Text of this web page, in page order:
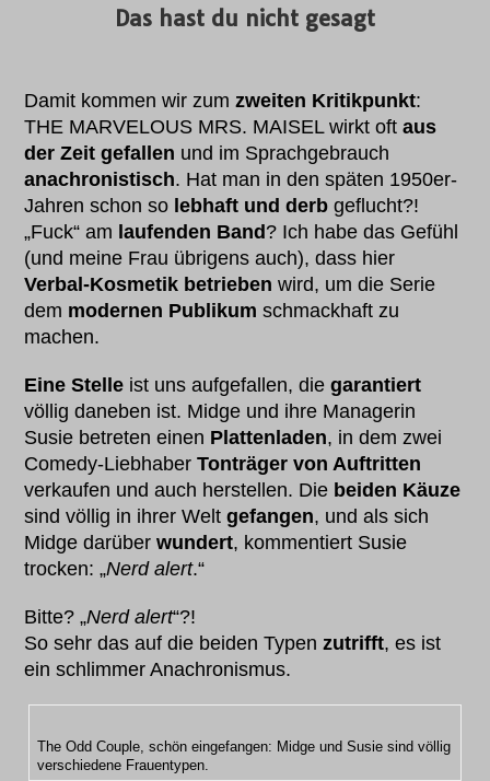
Das hast du nicht gesagt
Damit kommen wir zumzweiten Kritikpunkt:
THE MARVELOUS MRS. MAISEL wirkt oftaus
der Zeit gefallen und im Sprachgebrauch
anachronistisch. Hat man in den späten 1950er-
Jahren schon so lebhaft und derb geflucht?!
„Fuck“ am laufenden Band ? Ich habe das Gefühl
(und meine Frau übrigens auch), dass hier
Verbal-Kosmetik betrieben wird, um die Serie
dem modernen Publikum schmackhaft zu
machen.
Eine Stelle ist uns aufgefallen, diegarantiert
völlig daneben ist. Midge und ihre Managerin
Susie betreten einen Plattenladen, in dem zwei
Comedy-LiebhaberTonträger von Auftritten
verkaufen und auch herstellen. Die beiden Käuze
sind völlig in ihrer Weltgefangen, und als sich
Midge darüberwundert, kommentiert Susie
trocken: „Nerd alert.“
Bitte? „Nerd alert“?!
So sehr das auf die beiden Typenzutrifft, es ist
ein schlimmer Anachronismus.
The Odd Couple, schön eingefangen: Midge und Susie sind völlig
verschiedene Frauentypen.